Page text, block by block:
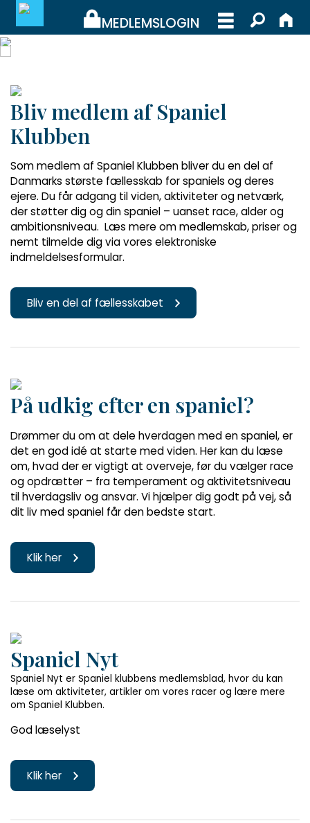
MEDLEMSLOGIN
BLIV MEDLEM
WEBSHOP
Bliv medlem af Spaniel
Klubben
Som medlem af Spaniel Klubben bliver du en del af
Danmarks største fællesskab for spaniels og deres
ejere. Du får adgang til viden, aktiviteter og netværk,
der støtter dig og din spaniel – uanset race, alder og
ambitionsniveau. Læs mere om medlemskab, priser og
nemt tilmelde dig via vores elektroniske
indmeldelsesformular.
Bliv en del af fællesskabet
På udkig efter en spaniel?
Drømmer du om at dele hverdagen med en spaniel, er
det en god idé at starte med viden. Her kan du læse
om, hvad der er vigtigt at overveje, før du vælger race
og opdrætter – fra temperament og aktivitetsniveau
til hverdagsliv og ansvar. Vi hjælper dig godt på vej, så
dit liv med spaniel får den bedste start.
Klik her
Spaniel Nyt
Spaniel Nyt er Spaniel klubbens medlemsblad, hvor du kan
læse om aktiviteter, artikler om vores racer og lære mere
om Spaniel Klubben.
God læselyst
Klik her